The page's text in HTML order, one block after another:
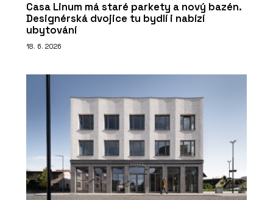
Casa Linum má staré parkety a nový bazén.
Designérská dvojice tu bydlí i nabízí
ubytování
18. 6. 2026